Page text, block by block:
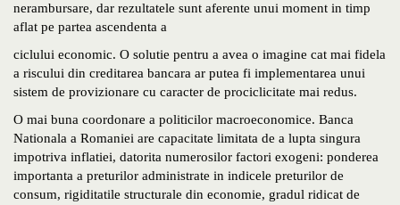
nerambursare, dar rezultatele sunt aferente unui moment in timp
aflat pe partea ascendenta a
ciclului economic. O solutie pentru a avea o imagine cat mai fidela
a riscului din creditarea bancara ar putea fi implementarea unui
sistem de provizionare cu caracter de prociclicitate mai redus.
O mai buna coordonare a politicilor macroeconomice. Banca
Nationala a Romaniei are capacitate limitata de a lupta singura
impotriva inflatiei, datorita numerosilor factori exogeni: ponderea
importanta a preturilor administrate in indicele preturilor de
consum, rigiditatile structurale din economie, gradul ridicat de